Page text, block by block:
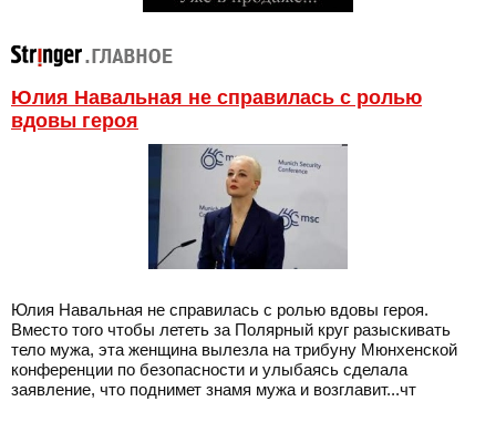
Юлия Навальная не справилась с ролью
вдовы героя
Юлия Навальная не справилась с ролью вдовы героя.
Вместо того чтобы лететь за Полярный круг разыскивать
тело мужа, эта женщина вылезла на трибуну Мюнхенской
конференции по безопасности и улыбаясь сделала
заявление, что поднимет знамя мужа и возглавит...чт